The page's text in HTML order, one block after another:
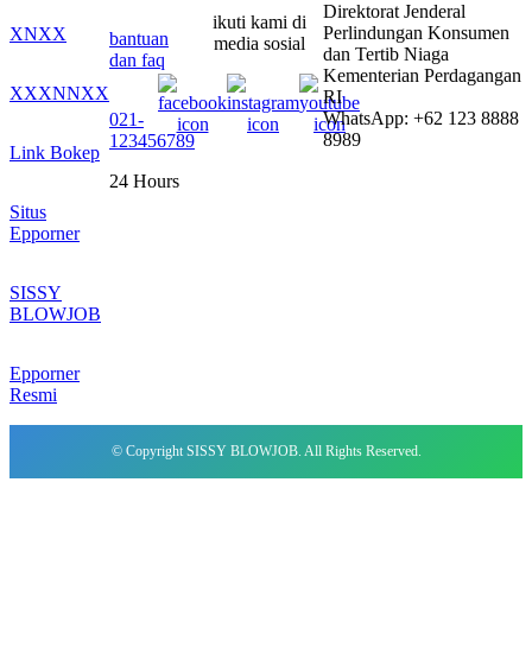
XNXX
XXXNNXX
Link Bokep
Situs
Epporner
SISSY
BLOWJOB
Epporner
Resmi
bantuan
dan faq
021-
123456789
24 Hours
ikuti kami di
media sosial
Direktorat Jenderal
Perlindungan Konsumen
dan Tertib Niaga
Kementerian Perdagangan
RI
WhatsApp: +62 123 8888
8989
© Copyright SISSY BLOWJOB. All Rights Reserved.